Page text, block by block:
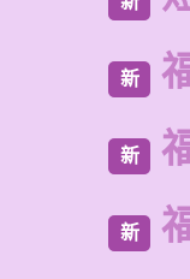
新
新
新